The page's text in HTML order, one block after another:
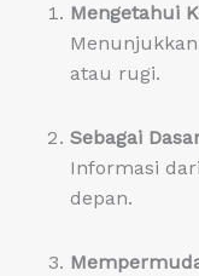
Mengetahui
atau rugi.
Sebagai
Informasi
depan.